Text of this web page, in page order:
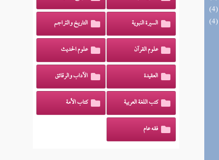
السيرة النبوية التاريخ والتراجم
علوم القرآن علوم الحديث
العقيدة الآداب والرقائق
كتب اللغة العربية كتاب الأمة
فقه عام